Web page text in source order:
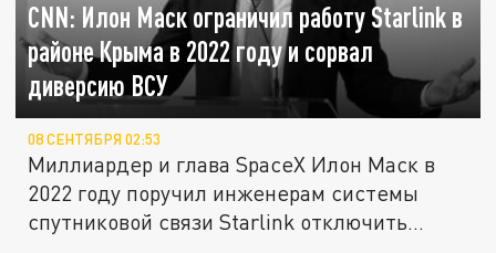
CNN: Илон Маск ограничил работу Starlink в
районе Крыма в 2022 году и сорвал
диверсию ВСУ
08 СЕНТЯБРЯ 02:53
Миллиардер и глава SpaceX Илон Маск в
2022 году поручил инженерам системы
спутниковой связи Starlink отключить...